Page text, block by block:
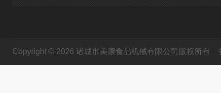
Copyright © 2026 诸城市美康食品机械有限公司版权所有